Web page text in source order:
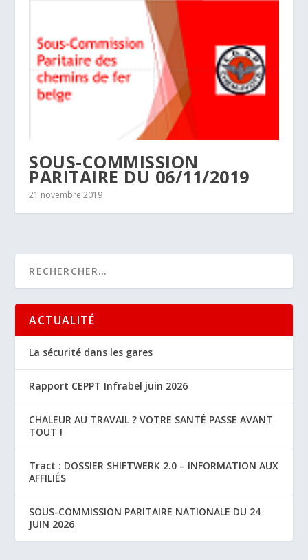
SOUS-COMMISSION
PARITAIRE DU 06/11/2019
21 novembre 2019
ACTUALITÉ
La sécurité dans les gares
Rapport CEPPT Infrabel juin 2026
CHALEUR AU TRAVAIL ? VOTRE SANTÉ PASSE AVANT
TOUT !
Tract : DOSSIER SHIFTWERK 2.0 – INFORMATION AUX
AFFILIÉS
SOUS-COMMISSION PARITAIRE NATIONALE DU 24
JUIN 2026